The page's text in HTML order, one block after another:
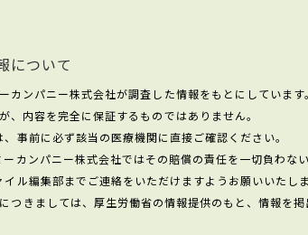
について
ンパニー株式会社が調査した情報をもとにしています。
内容を完全に保証するものではありません。
事前に必ず該当の医療機関に直接ご確認ください。
カンパニー株式会社ではその賠償の責任を一切負わない
ル編集部までご連絡をいただけますようお願いいたしま
きましては、厚生労働省の情報提供のもと、情報を掲